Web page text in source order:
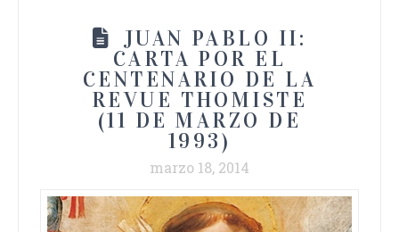
JUAN PABLO II:
CARTA POR EL
CENTENARIO DE LA
REVUE THOMISTE
(11 DE MARZO DE
1993)
marzo 18, 2014